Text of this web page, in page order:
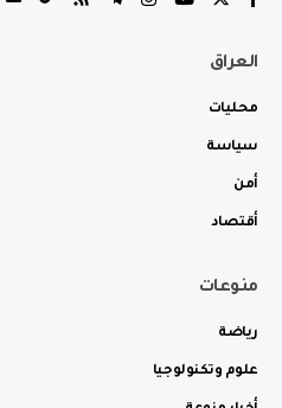
العراق
محليات
سياسة
أمن
أقتصاد
منوعات
رياضة
علوم وتكنولوجيا